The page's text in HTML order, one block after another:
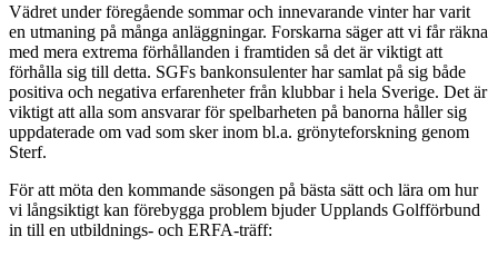
Vädret under föregående sommar och innevarande vinter har varit
en utmaning på många anläggningar. Forskarna säger att vi får räkna
med mera extrema förhållanden i framtiden så det är viktigt att
förhålla sig till detta. SGFs bankonsulenter har samlat på sig både
positiva och negativa erfarenheter från klubbar i hela Sverige. Det är
viktigt att alla som ansvarar för spelbarheten på banorna håller sig
uppdaterade om vad som sker inom bl.a. grönyteforskning genom
Sterf.
För att möta den kommande säsongen på bästa sätt och lära om hur
vi långsiktigt kan förebygga problem bjuder Upplands Golfförbund
in till en utbildnings- och ERFA-träff: